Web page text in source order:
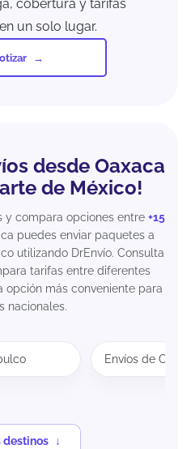
cobertura y tarifas
un solo lugar.
desde Oaxaca
de México!
y compara opciones entre +15
puedes enviar paquetes a
utilizando DrEnvío. Consulta
tarifas entre diferentes
opción más conveniente para
nacionales.
Envíos de
destinos